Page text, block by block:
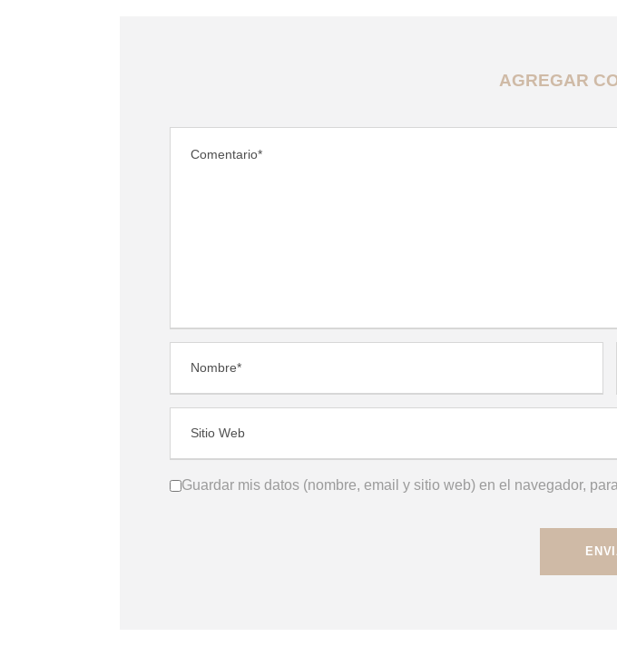
AGREGAR
Guardar mis datos (nombre, email y sitio web) en el navegador,